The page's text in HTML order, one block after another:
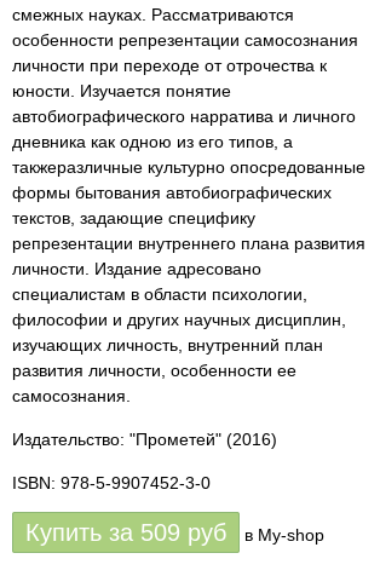
смежных науках. Рассматриваются
особенности репрезентации самосознания
личности при переходе от отрочества к
юности. Изучается понятие
автобиографического нарратива и личного
дневника как одною из его типов, а
такжеразличные культурно опосредованные
формы бытования автобиографических
текстов, задающие специфику
репрезентации внутреннего плана развития
личности. Издание адресовано
специалистам в области психологии,
философии и других научных дисциплин,
изучающих личность, внутренний план
развития личности, особенности ее
самосознания.
Издательство: "Прометей" (2016)
ISBN: 978-5-9907452-3-0
Купить за 509 руб в My-shop